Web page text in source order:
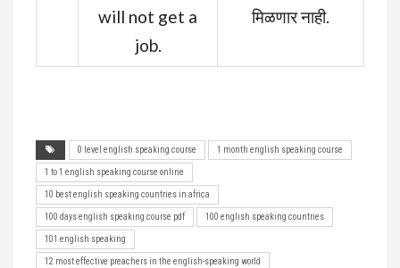
will not get a
job.
मिळणार नाही.
0 level english speaking course 1 month english speaking course
1 to 1 english speaking course online
10 best english speaking countries in africa
100 days english speaking course pdf 100 english speaking countries
101 english speaking
12 most effective preachers in the english-speaking world